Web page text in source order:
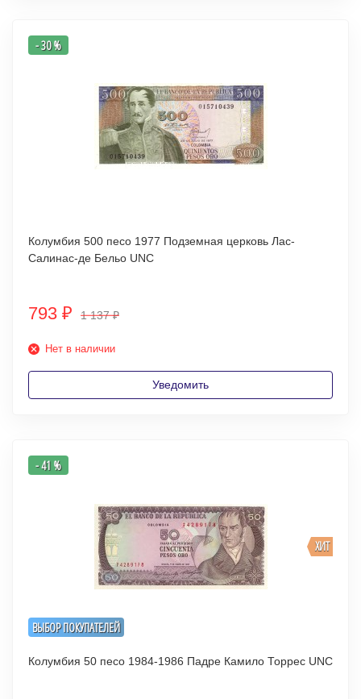
- 30 %
Колумбия 500 песо 1977 Подземная церковь Лас-
Салинас-де Бельо UNC
793 ₽ 1 137₽
Нет в наличии
Уведомить
ВЫБОР ПОКУПАТЕЛЕЙ
ХИТ
- 41 %
Колумбия 50 песо 1984-1986 Падре Камило Торрес UNC